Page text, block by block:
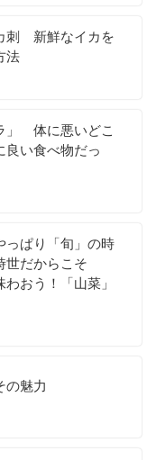
刺 新鮮なイカを
法
」 体に悪いどこ
良い食べ物だっ
っぱり「旬」の時
世だからこそ
わおう！「山菜」
魅力